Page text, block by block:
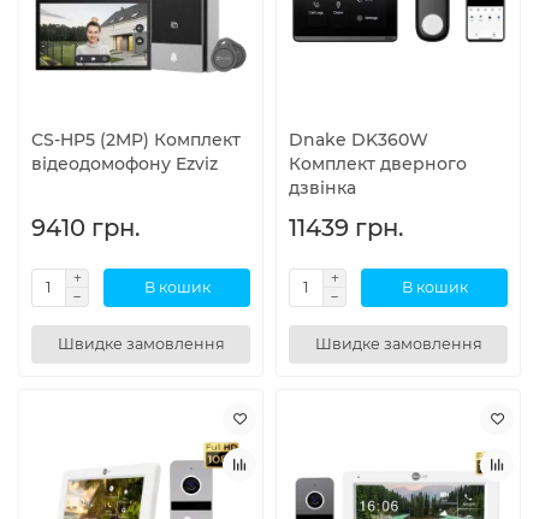
CS-HP5 (2MP) Комплект
відеодомофону Ezviz
9410 грн.
В кошик
Швидке замовлення
Dnake DK360W
Комплект дверного
дзвінка
11439 грн.
В кошик
Швидке замовлення